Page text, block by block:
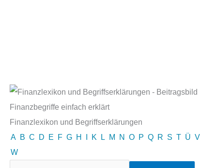
Finanzbegriffe einfach erklärt
Finanzlexikon und Begriffserklärungen
A B C D E F G H I K L M N O P Q R S T Ü V
W